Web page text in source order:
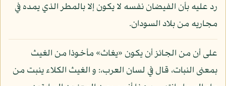
رد عليه بأن الفيضان نفسه لا يكون إلا بالمطر الذي يمده في
مجاريه من بلاد السودان.
على أن من الجائز أن يكون «يغاث» مأخوذا من الغيث
بمعنى النبات، قال في لسان العرب،: و الغيث الكلاء ينبت من